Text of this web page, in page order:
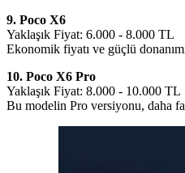
9. Poco X6
Yaklaşık Fiyat: 6.000 - 8.000 TL
Ekonomik fiyatı ve güçlü
10. Poco X6 Pro
Yaklaşık Fiyat: 8.000 - 10.000 TL
Bu modelin Pro versiyonu, daha